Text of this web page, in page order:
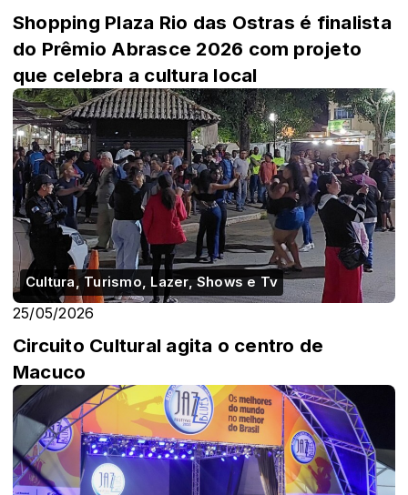
Shopping Plaza Rio das Ostras é finalista
do Prêmio Abrasce 2026 com projeto
que celebra a cultura local
Cultura, Turismo, Lazer, Shows e Tv
25/05/2026
Circuito Cultural agita o centro de
Macuco